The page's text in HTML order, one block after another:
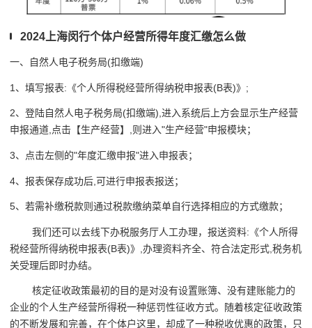
2024上海闵行个体户经营所得年度汇缴怎么做
一、自然人电子税务局(扣缴端)
1、填写报表:《个人所得税经营所得纳税申报表(B表)》;
2、登陆自然人电子税务局(扣缴端),进入系统后上方会显示生产经营
申报通道,点击【生产经营】,则进入"生产经营"申报模块；
3、点击左侧的"年度汇缴申报"进入申报表；
4、报表保存成功后,可进行申报表报送；
5、若需补缴税款则通过税款缴纳菜单自行选择相应的方式缴款；
我们还可以去线下办税服务厅人工办理，报送资料:《个人所得
税经营所得纳税申报表(B表)》,办理资料齐全、符合法定形式,税务机
关受理后即时办结。
核定征收政策最初的目的是对没有设置账簿、没有建账能力的
企业的个人生产经营所得税一种惩罚性征收方式。随着核定征收政策
的不断发展和完善，在个体户这里，却成了一种税收优惠的政策，只